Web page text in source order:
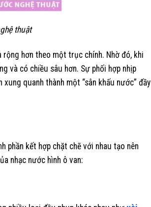
thuật
hơn theo một trục chính. Nhờ đó, khi
và có chiều sâu hơn. Sự phối hợp nhịp
quanh thành một “sân khấu nước” đầy
phần kết hợp chặt chẽ với nhau tạo nên
nhạc nước hình ô van: